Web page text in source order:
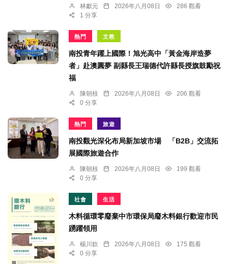
林獻元 2026年八月08日
286 觀看
1 分享
熱門 文教
南投青年躍上國際！旭光高中「黃金海岸造夢
者」赴澳圓夢 副縣長王瑞德代許縣長授旗鼓勵祝
福
陳朝枝 2026年八月08日
206 觀看
0 分享
熱門 旅遊
南投觀光深化布局新加坡市場 「B2B」交流拓
展國際旅遊合作
陳朝枝 2026年八月08日
199 觀看
0 分享
社會 生活
木料循環零廢棄中市環保局廢木料銀行歡迎市民
踴躍領用
楊川欽 2026年八月08日
175 觀看
0 分享